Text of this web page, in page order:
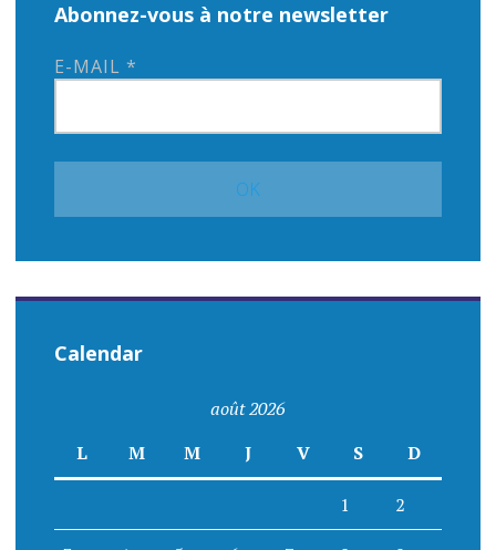
Abonnez-vous à notre newsletter
E-MAIL *
Calendar
août 2026
L
M M J V S D
1 2